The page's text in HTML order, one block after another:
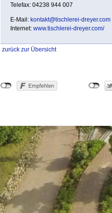
Telefax: 04238 944 007
E-Mail: kontakt@tischlerei-dreyer.com
Internet: www.tischlerei-dreyer.com/
zurück zur Übersicht